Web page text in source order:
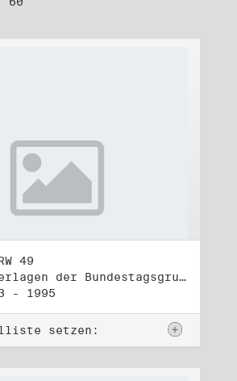
49
Titel: Unterlagen der Bundestagsgruppe und -fraktion Bündnis 90/Die Grünen (5)
- 1995
setzen: